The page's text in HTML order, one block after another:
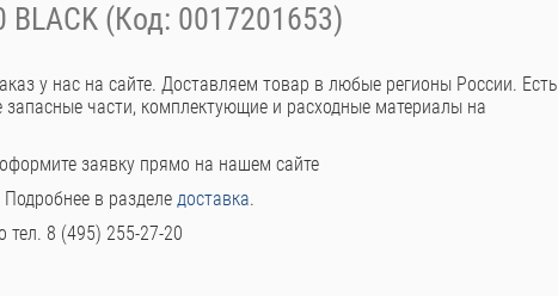
BLACK (Код: 0017201653)
у нас на сайте. Доставляем товар в любые регионы России. Есть
части, комплектующие и расходные материалы на
заявку прямо на нашем сайте
в разделе доставка.
тел. 8 (495) 255-27-20